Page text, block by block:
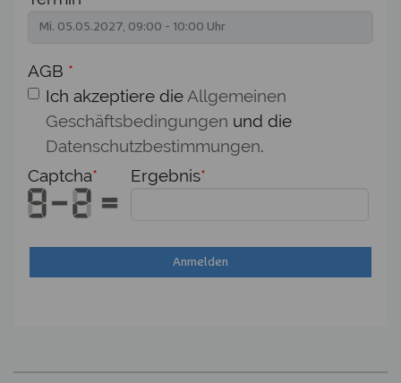
AGB *
Ich akzeptiere die Allgemeinen
Geschäftsbedingungen und die
Datenschutzbestimmungen.
Captcha* Ergebnis*